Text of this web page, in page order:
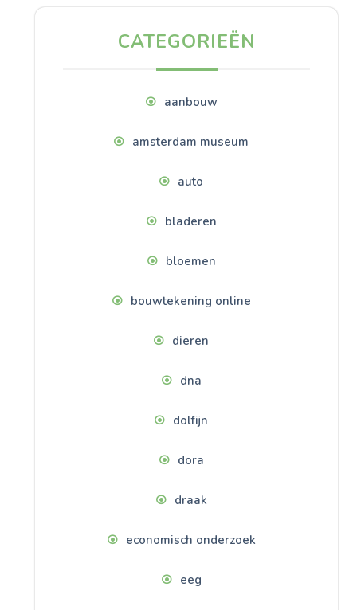
CATEGORIEËN
aanbouw
amsterdam museum
auto
bladeren
bloemen
bouwtekening online
dieren
dna
dolfijn
dora
draak
economisch onderzoek
eeg